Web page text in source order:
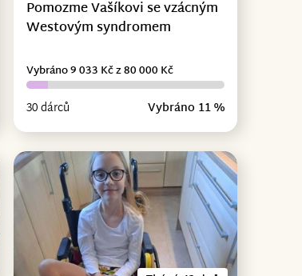
Pomozme Vašíkovi se vzácným
Westovým syndromem
30 dárců Vybráno 11 %
Vybráno 9 033 Kč z 80 000 Kč